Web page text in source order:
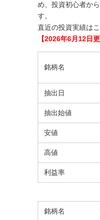
め、投資初心者か
す。
直近の投資実績はこ
【2026年6月12日更
銘柄名
抽出日
抽出始値
安値
高値
利益率
銘柄名